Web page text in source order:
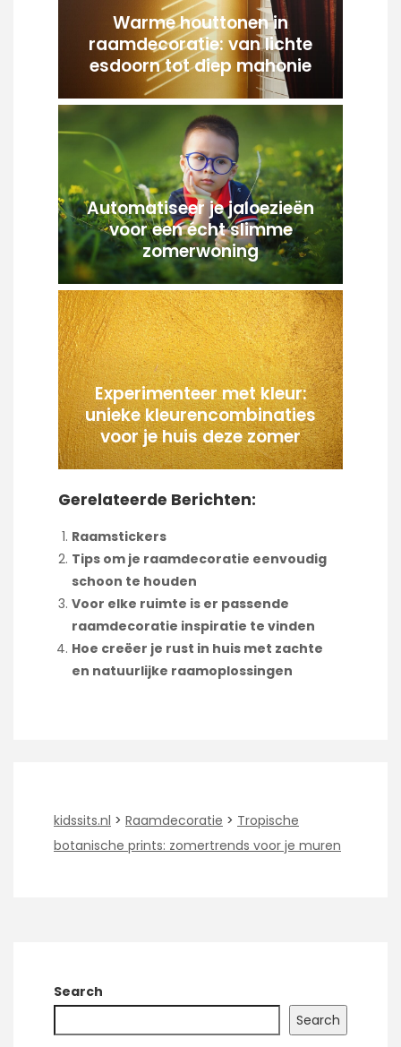
Warme houttonen in
raamdecoratie: van lichte
esdoorn tot diep mahonie
Automatiseer je jaloezieën
voor een écht slimme
zomerwoning
Experimenteer met kleur:
unieke kleurencombinaties
voor je huis deze zomer
Gerelateerde Berichten:
Raamstickers
Tips om je raamdecoratie eenvoudig
schoon te houden
Voor elke ruimte is er passende
raamdecoratie inspiratie te vinden
Hoe creëer je rust in huis met zachte
en natuurlijke raamoplossingen
kidssits.nl > Raamdecoratie > Tropische
botanische prints: zomertrends voor je muren
Search
Search